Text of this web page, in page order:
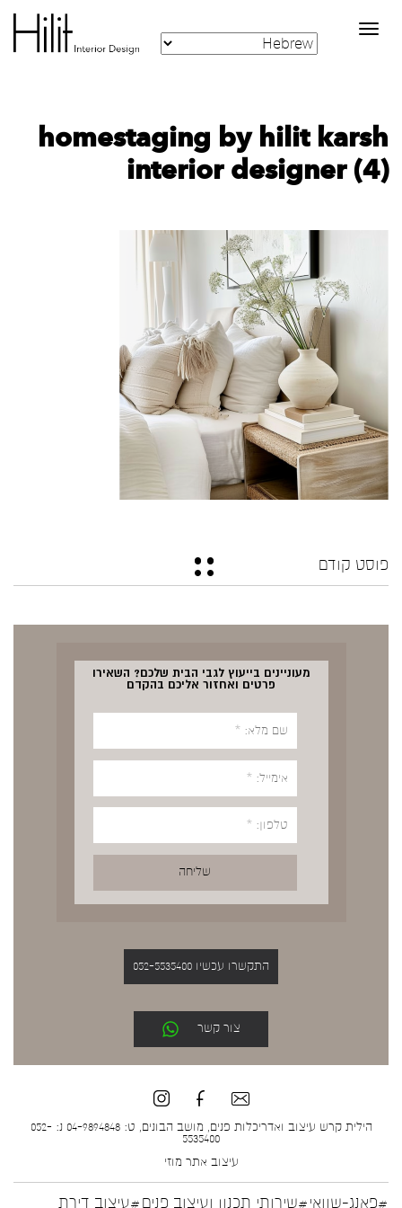
Toggle
navigation
homestaging by hilit karsh
interior designer (4)
פוסט קודם
מעוניינים בייעוץ לגבי הבית שלכם? השאירו
פרטים ואחזור אליכם בהקדם
התקשרו עכשיו 052-5535400
צור קשר
הילית קרש עיצוב ואדריכלות פנים, מושב הבונים, ט: 04-9894848 נ: 052-
5535400
עיצוב אתר מוזי
#פאנג-שוואי#שירותי תכנון ועיצוב פנים#עיצוב דירת